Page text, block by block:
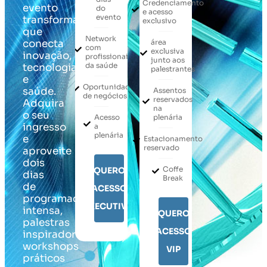
evento
transformador
que
conecta
inovação,
tecnologia
e
saúde.
Adquira
o seu
ingresso
e
aproveite
dois
dias
de
programação
intensa,
palestras
inspiradoras,
workshops
práticos
do
evento
Network
com
profissionais
da saúde
Oportunidade
de negócios
Acesso
a
plenária
QUERO
ACESSO
EXECUTIVO
Credenciamento
e acesso
exclusivo
área
exclusiva
junto aos
palestrantes
Assentos
reservados
na
plenária
Estacionamento
reservado
Coffe
Break
QUERO
ACESSO
VIP